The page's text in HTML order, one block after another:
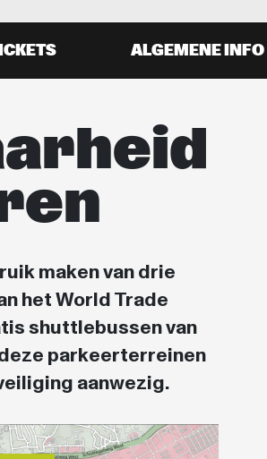
ALGEMENE INFO
maken van drie
het World Trade
shuttlebussen van
parkeerterreinen
aanwezig.